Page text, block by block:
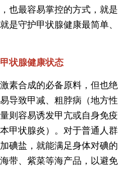
也最容易掌控的方式，就是
守护甲状腺健康最简单、
状腺健康状态
素合成的必备原料，但也绝
导致甲减、粗脖病（地方性
则容易诱发甲亢或自身免疫
甲状腺炎）。对于普通人群
碘盐，就能满足身体对碘的
带、紫菜等海产品，以避免